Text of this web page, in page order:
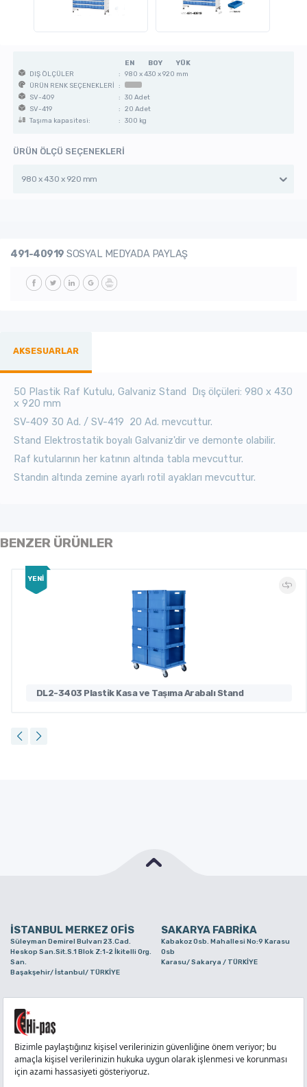
EN BOY
YÜK
DIŞ ÖLÇÜLER
: 980 x 430 x 920 mm
ÜRÜN RENK SEÇENEKLERİ :
SV-409
: 30 Adet
SV-419
: 20 Adet
Taşıma kapasitesi:
: 300 kg
ÜRÜN ÖLÇÜ SEÇENEKLERİ
980 x 430 x 920 mm
491-40919 SOSYAL MEDYADA PAYLAŞ
AKSESUARLAR
50 Plastik Raf Kutulu, Galvaniz Stand Dış ölçüleri: 980 x 430
x 920 mm
SV-409 30 Ad. / SV-419 20 Ad. mevcuttur.
Stand Elektrostatik boyalı Galvaniz'dir ve demonte olabilir.
Raf kutularının her katının altında tabla mevcuttur.
Standın altında zemine ayarlı rotil ayakları mevcuttur.
BENZER ÜRÜNLER
YENİ
DL2-3403 Plastik Kasa ve Taşıma Arabalı Stand
İSTANBUL MERKEZ OFİS SAKARYA FABRİKA
Süleyman Demirel Bulvarı 23.Cad.
Heskop San.Sit.S.1 Blok Z:1-2 İkitelli Org.
San.
Başakşehir/ İstanbul/ TÜRKİYE
Kabakoz Osb. Mahallesi No:9 Karasu
Osb
Karasu/ Sakarya / TÜRKİYE
Alaaddinbey Mah. Ayfatma Cad. No.11 A/C
Sam.3 Plaza B Blok Nilüfer/ Bursa/
TÜRKİYE
TELEFON